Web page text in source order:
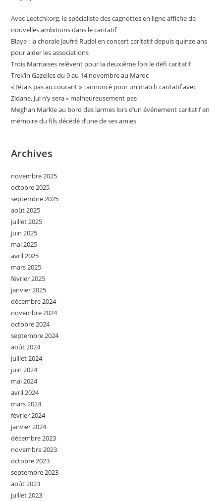
Avec Leetchi:org, le spécialiste des cagnottes en ligne affiche de
nouvelles ambitions dans le caritatif
Blaye : la chorale Jaufré Rudel en concert caritatif depuis quinze ans
pour aider les associations
Trois Marnaises relèvent pour la deuxième fois le défi caritatif
Trek’in Gazelles du 9 au 14 novembre au Maroc
« J’étais pas au courant » : annoncé pour un match caritatif avec
Zidane, Jul n’y sera « malheureusement pas
Meghan Markle au bord des larmes lors d’un événement caritatif en
mémoire du fils décédé d’une de ses amies
Archives
novembre 2025
octobre 2025
septembre 2025
août 2025
juillet 2025
juin 2025
mai 2025
avril 2025
mars 2025
février 2025
janvier 2025
décembre 2024
novembre 2024
octobre 2024
septembre 2024
août 2024
juillet 2024
juin 2024
mai 2024
avril 2024
mars 2024
février 2024
janvier 2024
décembre 2023
novembre 2023
octobre 2023
septembre 2023
août 2023
juillet 2023